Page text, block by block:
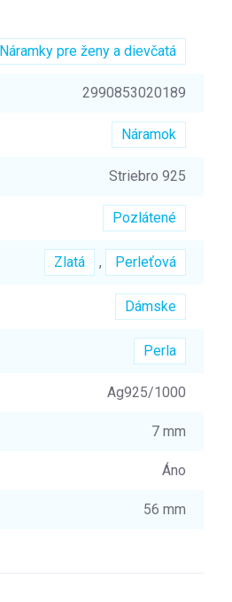
Náramky pre ženy a dievčatá
2990853020189
Náramok
Striebro 925
Pozlátené
Zlatá , Perleťová
Dámske
Perla
Ag925/1000
7 mm
Áno
56 mm